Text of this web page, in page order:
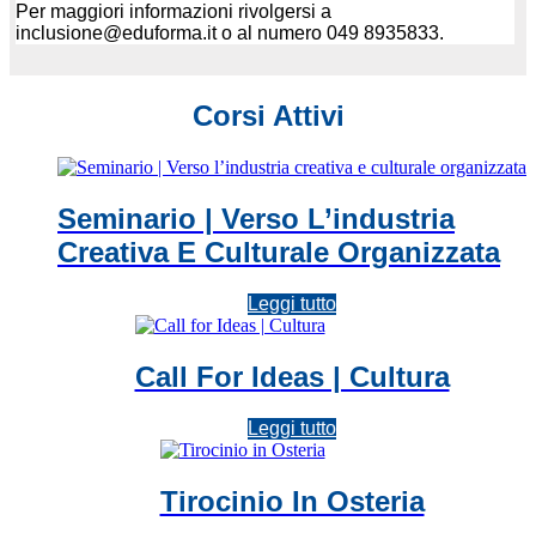
Per maggiori informazioni rivolgersi a
inclusione@eduforma.it o al numero 049 8935833.
Corsi Attivi
Seminario | Verso L’industria
Creativa E Culturale Organizzata
Leggi tutto
Call For Ideas | Cultura
Leggi tutto
Tirocinio In Osteria